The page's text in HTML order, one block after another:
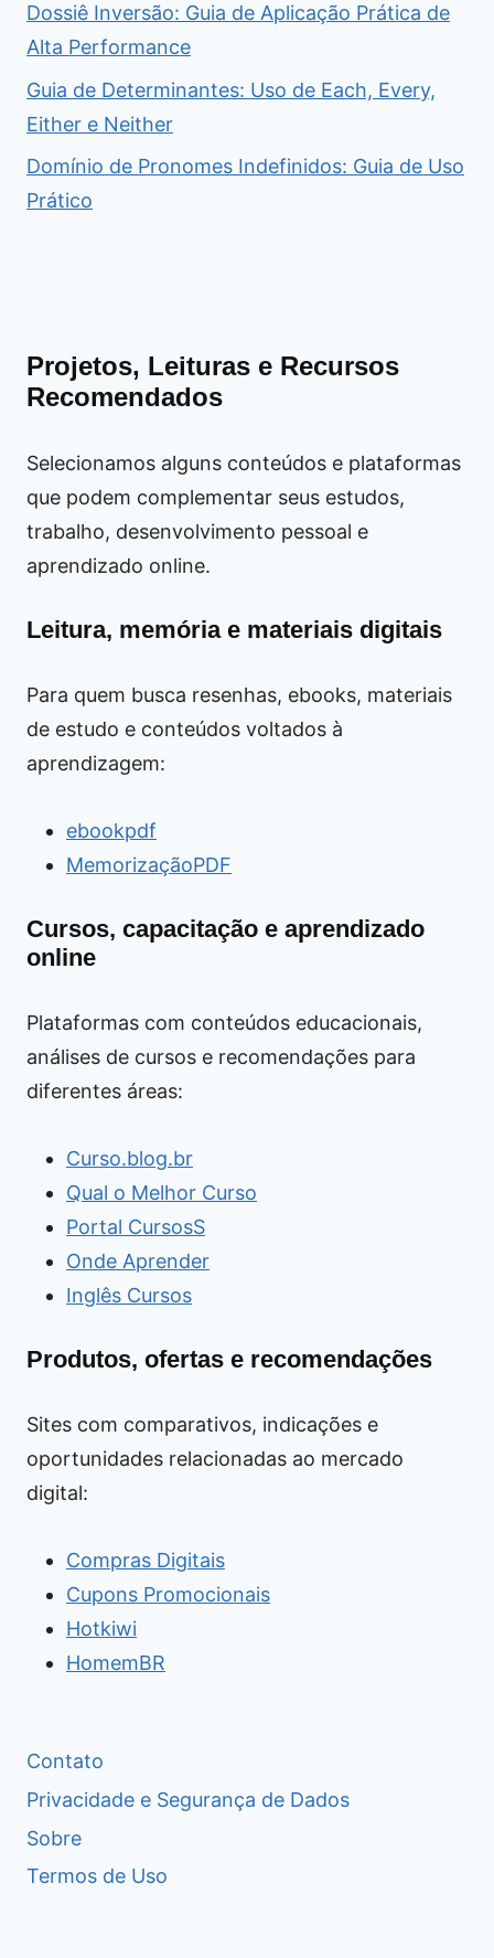
Dossiê Inversão: Guia de Aplicação Prática de
Alta Performance
Guia de Determinantes: Uso de Each, Every,
Either e Neither
Domínio de Pronomes Indefinidos: Guia de Uso
Prático
Projetos, Leituras e Recursos
Recomendados
Selecionamos alguns conteúdos e plataformas
que podem complementar seus estudos,
trabalho, desenvolvimento pessoal e
aprendizado online.
Leitura, memória e materiais digitais
Para quem busca resenhas, ebooks, materiais
de estudo e conteúdos voltados à
aprendizagem:
ebookpdf
MemorizaçãoPDF
Cursos, capacitação e aprendizado
online
Plataformas com conteúdos educacionais,
análises de cursos e recomendações para
diferentes áreas:
Curso.blog.br
Qual o Melhor Curso
Portal CursosS
Onde Aprender
Inglês Cursos
Produtos, ofertas e recomendações
Sites com comparativos, indicações e
oportunidades relacionadas ao mercado
digital:
Compras Digitais
Cupons Promocionais
Hotkiwi
HomemBR
Contato
Privacidade e Segurança de Dados
Sobre
Termos de Uso